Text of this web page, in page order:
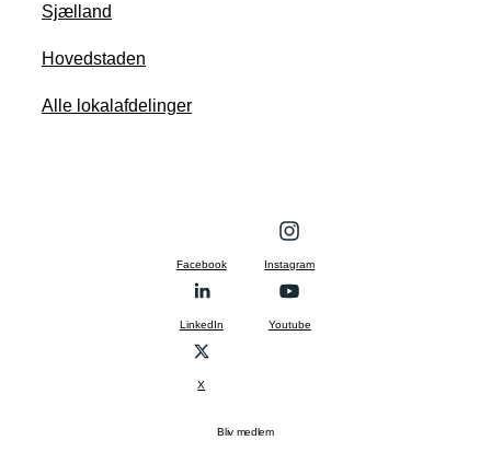
Sjælland
Hovedstaden
Alle lokalafdelinger
Facebook Instagram
LinkedIn Youtube
X
Bliv medlem